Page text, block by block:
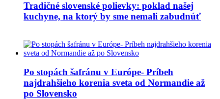
Tradičné slovenské polievky: poklad našej
kuchyne, na ktorý by sme nemali zabudnúť
Po stopách šafránu v Európe- Príbeh
najdrahšieho korenia sveta od Normandie až
po Slovensko